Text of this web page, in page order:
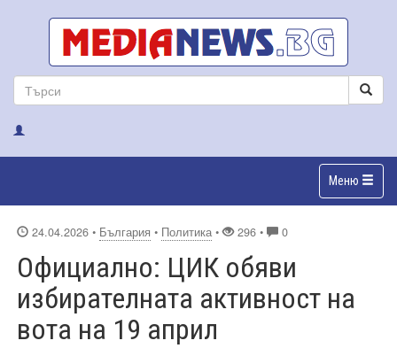
Меню
24.04.2026 • България • Политика • 296 • 0
Официално: ЦИК обяви
избирателната активност на
вота на 19 април